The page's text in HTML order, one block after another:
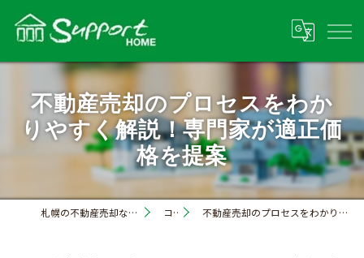
不動産売却のプロセスをわか
りやすく解説！専門家が適正価
格を提案
札幌の不動産売却なら株式会社サポートホーム コラム 不動産売却のプロセスをわかりやすく解説！専門家が適正価格を提案